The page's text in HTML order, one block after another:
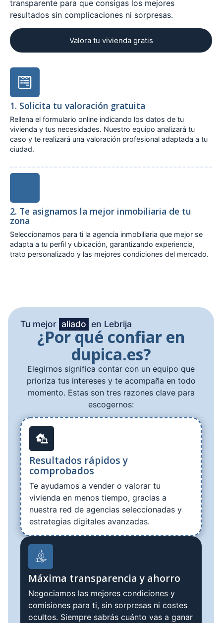
transparente para que consigas los mejores
resultados sin complicaciones ni sorpresas.
Valora tu vivienda gratis
1. Solicita tu valoración gratuita
Rellena el formulario online indicando los datos de tu
vivienda y tus necesidades. Nuestro equipo analizará tu
caso y te realizará una valoración profesional adaptada a tu
ciudad.
2. Te asignamos la mejor inmobiliaria de tu
zona
Seleccionamos para ti la agencia inmobiliaria que mejor se
adapta a tu perfil y ubicación, garantizando experiencia,
trato personalizado y las mejores condiciones del mercado.
Tu mejor aliado en Lebrija
¿Por qué confiar en
dupica.es?
Elegirnos significa contar con un equipo que
prioriza tus intereses y te acompaña en todo
momento. Estas son tres razones clave para
escogernos:
Resultados rápidos y
comprobados
Te ayudamos a vender o valorar tu
vivienda en menos tiempo, gracias a
nuestra red de agencias seleccionadas y
estrategias digitales avanzadas.
Máxima transparencia y ahorro
Negociamos las mejores condiciones y
comisiones para ti, sin sorpresas ni costes
ocultos. Siempre sabrás cuánto vas a ganar